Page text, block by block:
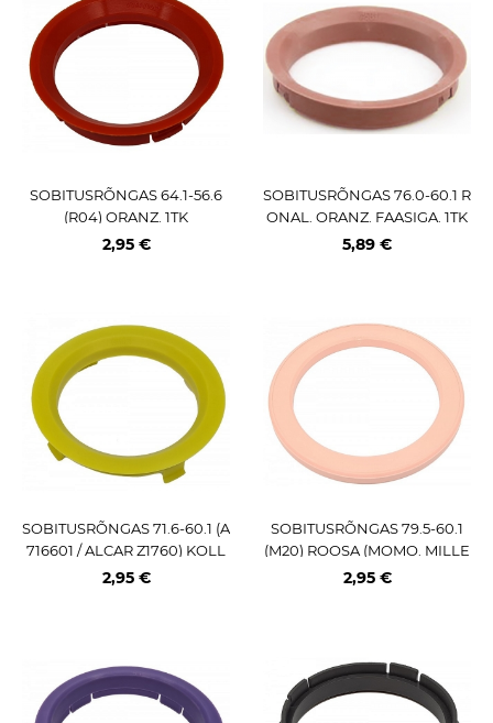
SOBITUSRÕNGAS 64.1-56.6
(R04) ORANZ. 1TK
2,95 €
SOBITUSRÕNGAS 76.0-60.1 R
ONAL. ORANZ. FAASIGA. 1TK
5,89 €
SOBITUSRÕNGAS 71.6-60.1 (A
716601 / ALCAR Z1760) KOLL
ANE. 1TK
2,95 €
SOBITUSRÕNGAS 79.5-60.1
(M20) ROOSA (MOMO. MILLE
MIGLIA) 1TK
2,95 €